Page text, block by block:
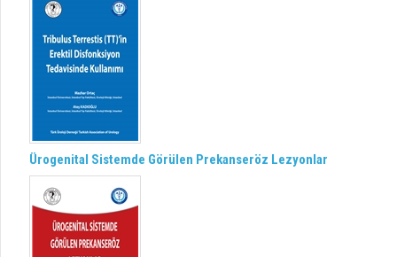
Ürogenital Sistemde Görülen Prekanseröz Lezyonlar